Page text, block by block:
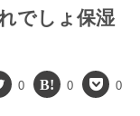
でしょ保湿
0 0 0